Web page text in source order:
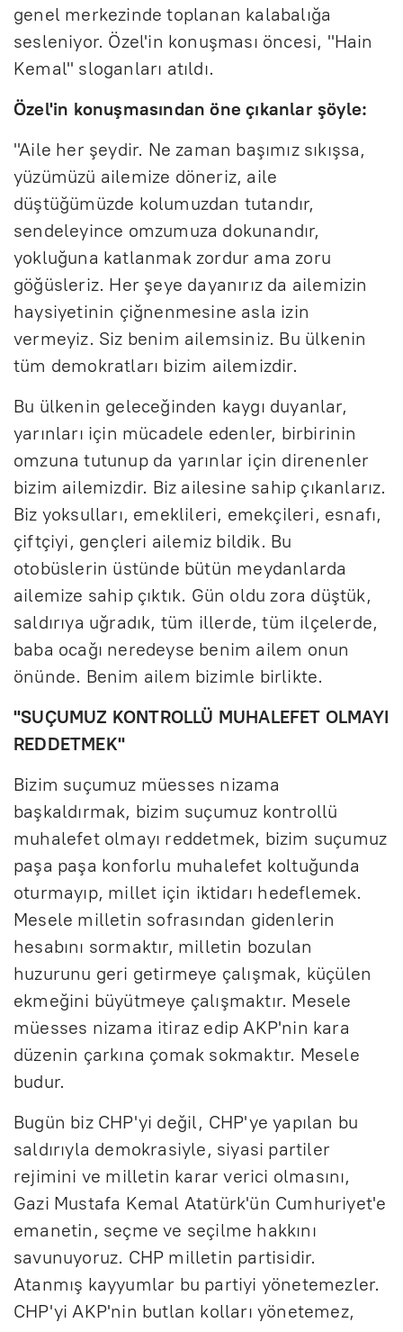
genel merkezinde toplanan kalabalığa
sesleniyor. Özel'in konuşması öncesi, "Hain
Kemal" sloganları atıldı.
Özel'in konuşmasından öne çıkanlar şöyle:
"Aile her şeydir. Ne zaman başımız sıkışsa,
yüzümüzü ailemize döneriz, aile
düştüğümüzde kolumuzdan tutandır,
sendeleyince omzumuza dokunandır,
yokluğuna katlanmak zordur ama zoru
göğüsleriz. Her şeye dayanırız da ailemizin
haysiyetinin çiğnenmesine asla izin
vermeyiz. Siz benim ailemsiniz. Bu ülkenin
tüm demokratları bizim ailemizdir.
Bu ülkenin geleceğinden kaygı duyanlar,
yarınları için mücadele edenler, birbirinin
omzuna tutunup da yarınlar için direnenler
bizim ailemizdir. Biz ailesine sahip çıkanlarız.
Biz yoksulları, emeklileri, emekçileri, esnafı,
çiftçiyi, gençleri ailemiz bildik. Bu
otobüslerin üstünde bütün meydanlarda
ailemize sahip çıktık. Gün oldu zora düştük,
saldırıya uğradık, tüm illerde, tüm ilçelerde,
baba ocağı neredeyse benim ailem onun
önünde. Benim ailem bizimle birlikte.
"SUÇUMUZ KONTROLLÜ MUHALEFET OLMAYI
REDDETMEK"
Bizim suçumuz müesses nizama
başkaldırmak, bizim suçumuz kontrollü
muhalefet olmayı reddetmek, bizim suçumuz
paşa paşa konforlu muhalefet koltuğunda
oturmayıp, millet için iktidarı hedeflemek.
Mesele milletin sofrasından gidenlerin
hesabını sormaktır, milletin bozulan
huzurunu geri getirmeye çalışmak, küçülen
ekmeğini büyütmeye çalışmaktır. Mesele
müesses nizama itiraz edip AKP'nin kara
düzenin çarkına çomak sokmaktır. Mesele
budur.
Bugün biz CHP'yi değil, CHP'ye yapılan bu
saldırıyla demokrasiyle, siyasi partiler
rejimini ve milletin karar verici olmasını,
Gazi Mustafa Kemal Atatürk'ün Cumhuriyet'e
emanetin, seçme ve seçilme hakkını
savunuyoruz. CHP milletin partisidir.
Atanmış kayyumlar bu partiyi yönetemezler.
CHP'yi AKP'nin butlan kolları yönetemez,